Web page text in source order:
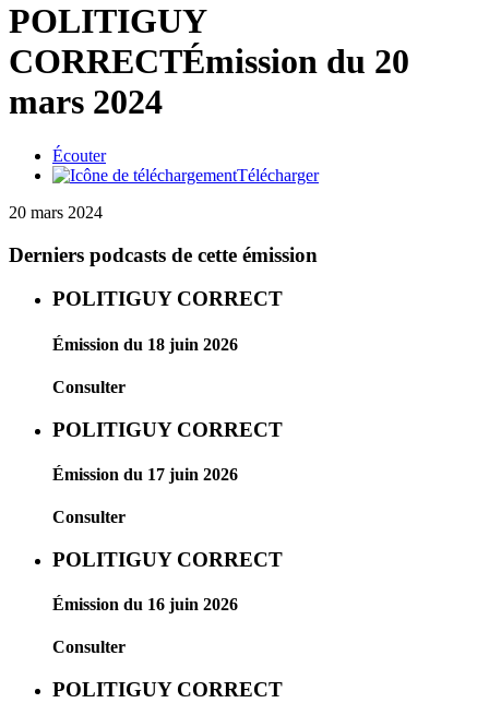
POLITIGUY
CORRECTÉmission du 20
mars 2024
Écouter
Télécharger
20 mars 2024
Derniers podcasts de cette émission
POLITIGUY CORRECT
Émission du 18 juin 2026
Consulter
POLITIGUY CORRECT
Émission du 17 juin 2026
Consulter
POLITIGUY CORRECT
Émission du 16 juin 2026
Consulter
POLITIGUY CORRECT